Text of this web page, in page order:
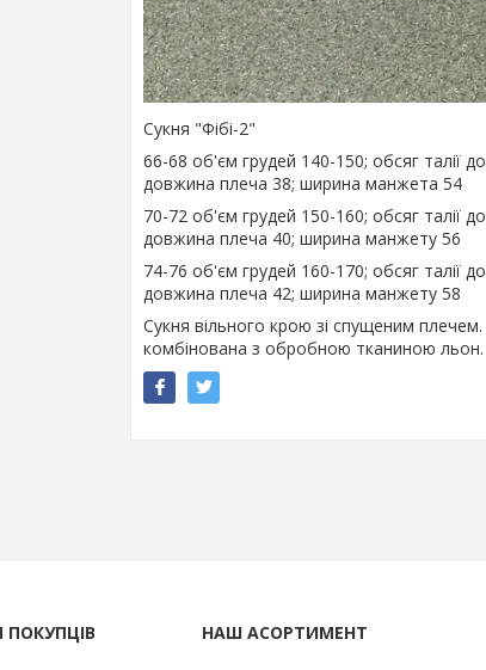
Сукня "Фібі-2"
66-68 об'єм грудей 140-150; обсяг талії
довжина плеча 38; ширина манжета 54
70-72 об'єм грудей 150-160; обсяг талії
довжина плеча 40; ширина манжету 56
74-76 об'єм грудей 160-170; обсяг талії
довжина плеча 42; ширина манжету 58
Сукня вільного крою зі спущеним
комбінована з обробною тканиною
ПОКУПЦІВ НАШ АСОРТИМЕНТ